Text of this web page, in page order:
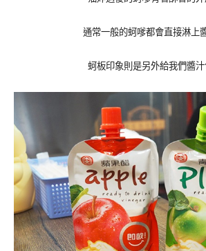
通常一般的蚵嗲都會直接淋上
蚵板印象則是另外給我們醬汁